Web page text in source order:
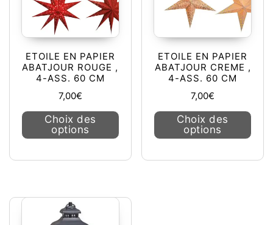
ETOILE EN PAPIER
ABATJOUR ROUGE ,
4-ASS. 60 CM
7,00€
Choix des
options
Ce produit a plusieurs variations.
ETOILE EN PAPIER
ABATJOUR CREME ,
4-ASS. 60 CM
7,00€
Choix des
options